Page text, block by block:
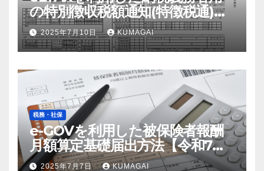
の特別徴収税額通知(特徴税通)の
配布および確認の流れ【令和7
年；2025年】
2025年7月10日 KUMAGAI
税務・社保
e-GOVを利用した被保険者報酬
月額算定基礎届出方法【令和7
年；2025年届出】
2025年7月7日 KUMAGAI